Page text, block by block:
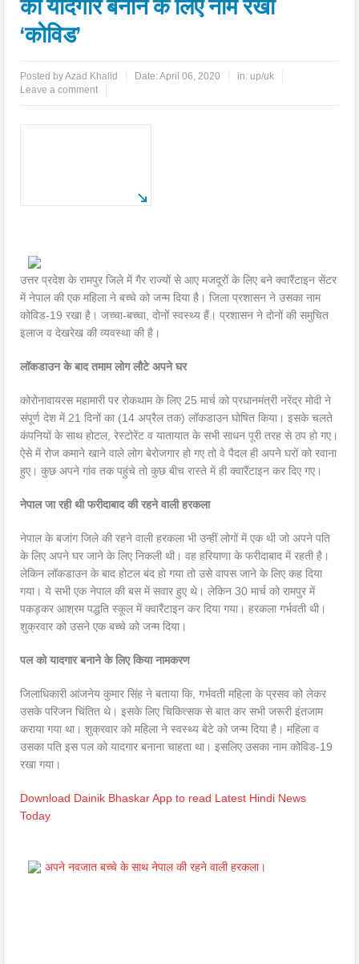
को यादगार बनाने के लिए नाम रखा
‘कोविड’
Posted byAzad Khalid Date:April 06, 2020 in: up/uk
Leave a comment
उत्तर प्रदेश के रामपुर जिले में गैर राज्यों से आए मजदूरों के लिए बने क्वारैंटाइन सेंटर
में नेपाल की एक महिला ने बच्चे को जन्म दिया है। जिला प्रशासन ने उसका नाम
कोविड-19 रखा है। जच्चा-बच्चा, दोनों स्वस्थ्य हैं। प्रशासन ने दोनों की समुचित
इलाज व देखरेख की व्यवस्था की है।
लॉकडाउन के बाद तमाम लोग लौटे अपने घर
कोरोनावायरस महामारी पर रोकथाम के लिए 25 मार्च को प्रधानमंत्री नरेंद्र मोदी ने
संपूर्ण देश में 21 दिनों का (14 अप्रैल तक) लॉकडाउन घोषित किया। इसके चलते
कंपनियों के साथ होटल, रेस्टोरेंट व यातायात के सभी साधन पूरी तरह से ठप हो गए।
ऐसे में रोज कमाने खाने वाले लोग बेरोजगार हो गए तो वे पैदल ही अपने घरों को रवाना
हुए। कुछ अपने गांव तक पहुंचे तो कुछ बीच रास्ते में ही क्वारैंटाइन कर दिए गए।
नेपाल जा रही थी फरीदाबाद की रहने वाली हरकला
नेपाल के बजांग जिले की रहने वाली हरकला भी उन्हीं लोगों में एक थी जो अपने पति
के लिए अपने घर जाने के लिए निकली थी। वह हरियाणा के फरीदाबाद में रहती है।
लेकिन लॉकडाउन के बाद होटल बंद हो गया तो उसे वापस जाने के लिए कह दिया
गया। ये सभी एक नेपाल की बस में सवार हुए थे। लेकिन 30 मार्च को रामपुर में
पकड़कर आश्रम पद्धति स्कूल में क्वारैंटाइन कर दिया गया। हरकला गर्भवती थी।
शुक्रवार को उसने एक बच्चे को जन्म दिया।
पल को यादगार बनाने के लिए किया नामकरण
जिलाधिकारी आंजनेय कुमार सिंह ने बताया कि, गर्भवती महिला के प्रसव को लेकर
उसके परिजन चिंतित थे। इसके लिए चिकित्सक से बात कर सभी जरूरी इंतजाम
कराया गया था। शुक्रवार को महिला ने स्वस्थ्य बेटे को जन्म दिया है। महिला व
उसका पति इस पल को यादगार बनाना चाहता था। इसलिए उसका नाम कोविड-19
रखा गया।
Download Dainik Bhaskar App to read Latest Hindi News
Today
अपने नवजात बच्चे के साथ नेपाल की रहने वाली हरकला।